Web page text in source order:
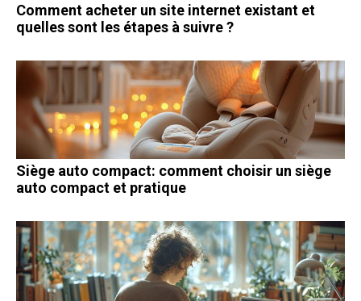
Comment acheter un site internet existant et
quelles sont les étapes à suivre ?
Siège auto compact: comment choisir un siège
auto compact et pratique